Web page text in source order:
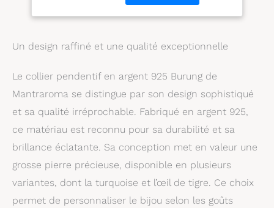
de pierres précieuses
en forme de larme et de
encadrées de
Le pendentif a une taille
de 20 x 45 mm
Labradorite naturelle :
La pierre précieuse
scintillante bleue à
verte est une
labradorite, et les
nuances de couleurs et
rendent chaque
pendentif unique.
Un design raffiné et une qualité exceptionnelle
Le collier pendentif en argent 925 Burung de
Mantraroma se distingue par son design sophistiqué
et sa qualité irréprochable. Fabriqué en argent 925,
ce matériau est reconnu pour sa durabilité et sa
brillance éclatante. Sa conception met en valeur une
grosse pierre précieuse, disponible en plusieurs
variantes, dont la turquoise et l’œil de tigre. Ce choix
permet de personnaliser le bijou selon les goûts